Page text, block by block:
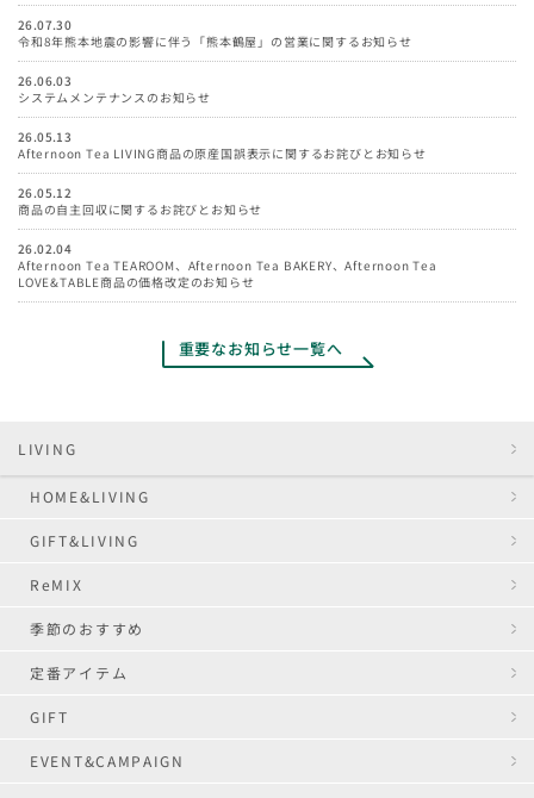
26.07.30
令和8年熊本地震の影響に伴う「熊本鶴屋」の営業に関するお知らせ
26.06.03
システムメンテナンスのお知らせ
26.05.13
Afternoon Tea LIVING商品の原産国誤表示に関するお詫びとお知らせ
26.05.12
商品の自主回収に関するお詫びとお知らせ
26.02.04
Afternoon Tea TEAROOM、Afternoon Tea BAKERY、Afternoon Tea
LOVE&TABLE商品の価格改定のお知らせ
重要なお知らせ一覧へ
LIVING
HOME&LIVING
GIFT&LIVING
ReMIX
季節のおすすめ
定番アイテム
GIFT
EVENT&CAMPAIGN